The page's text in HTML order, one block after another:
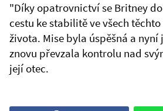
"Díky opatrovnictví se Britney
cestu ke stabilitě ve všech
života. Mise byla úspěšná a nyní
znovu převzala kontrolu nad
její otec.